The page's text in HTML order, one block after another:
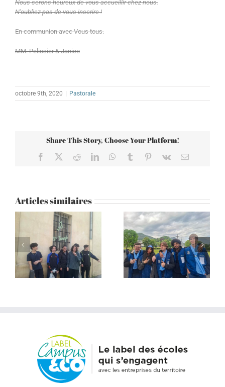
Nous serons heureux de vous accueillir chez nous.
N’oubliez pas de vous inscrire !
En communion avec Vous tous.
MM. Pelissier & Janiec
octobre 9th, 2020 Pastorale
Share This Story, Choose Your Platform!
Facebook RedditLinkedInWhatsApp
Tumblr Pinterest
Vk Email
Articles similaires
Lourdes 2026 – Une
expérience
incroyable et
extraordinaire
Rencontre avec
Frère Luc de Taizé –
Tout quitter